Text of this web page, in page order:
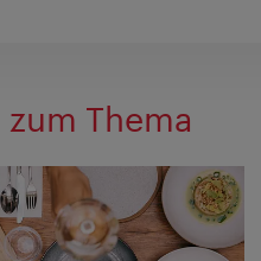
Thema